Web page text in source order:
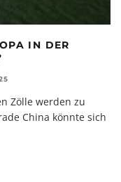
IN DER
Zölle werden zu
China könnte sich